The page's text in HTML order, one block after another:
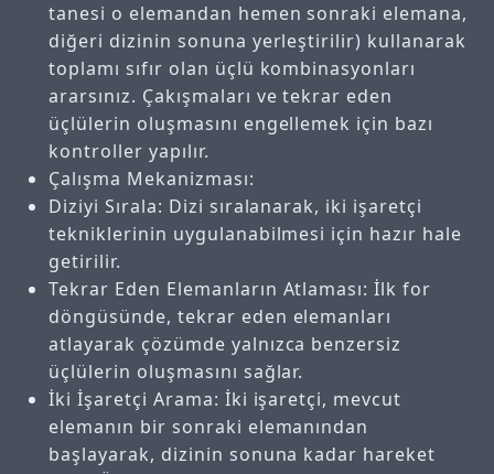
tanesi o elemandan hemen sonraki elemana,
diğeri dizinin sonuna yerleştirilir) kullanarak
toplamı sıfır olan üçlü kombinasyonları
ararsınız. Çakışmaları ve tekrar eden
üçlülerin oluşmasını engellemek için bazı
kontroller yapılır.
Çalışma Mekanizması:
Diziyi Sırala: Dizi sıralanarak, iki işaretçi
tekniklerinin uygulanabilmesi için hazır hale
getirilir.
Tekrar Eden Elemanların Atlaması: İlk for
döngüsünde, tekrar eden elemanları
atlayarak çözümde yalnızca benzersiz
üçlülerin oluşmasını sağlar.
İki İşaretçi Arama: İki işaretçi, mevcut
elemanın bir sonraki elemanından
başlayarak, dizinin sonuna kadar hareket